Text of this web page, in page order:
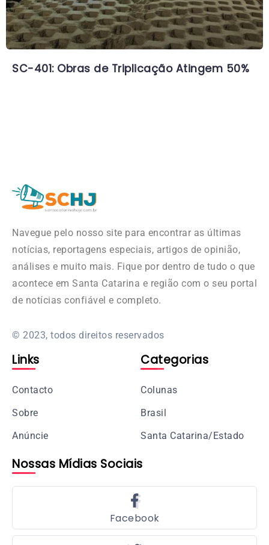
SC-401: Obras de Triplicação Atingem 50%
Navegue pelo nosso site para encontrar as últimas
notícias, reportagens especiais, artigos de opinião,
análises e muito mais. Fique por dentro de tudo o que
acontece em Santa Catarina e região com o seu portal
de notícias confiável e completo.
© 2023, todos direitos reservados
Links
Contacto
Sobre
Anúncie
Categorias
Colunas
Brasil
Santa Catarina/Estado
Nossas Mídias Sociais
Facebook